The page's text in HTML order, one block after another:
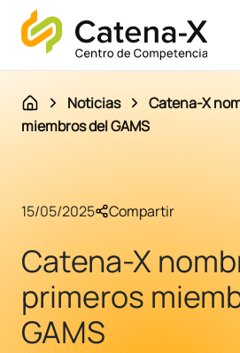
Noticias
Catena-X
miembros del GAMS
15/05/2025 Compartir
Catena-X
primeros
GAMS